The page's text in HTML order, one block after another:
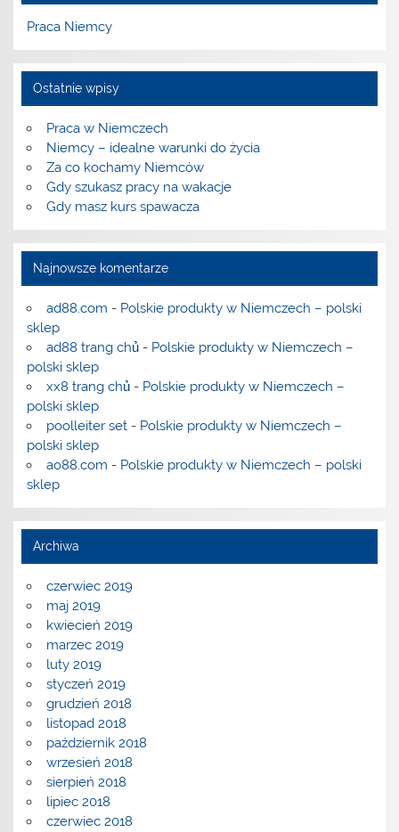
Praca Niemcy
Ostatnie wpisy
Praca w Niemczech
Niemcy – idealne warunki do życia
Za co kochamy Niemców
Gdy szukasz pracy na wakacje
Gdy masz kurs spawacza
Najnowsze komentarze
ad88.com - Polskie produkty w Niemczech – polski
sklep
ad88 trang chủ- Polskie produkty w Niemczech –
polski sklep
xx8 trang chủ- Polskie produkty w Niemczech –
polski sklep
poolleiter set- Polskie produkty w Niemczech –
polski sklep
ao88.com - Polskie produkty w Niemczech – polski
sklep
Archiwa
czerwiec 2019
maj 2019
kwiecień 2019
marzec 2019
luty 2019
styczeń 2019
grudzień 2018
listopad 2018
październik 2018
wrzesień 2018
sierpień 2018
lipiec 2018
czerwiec 2018